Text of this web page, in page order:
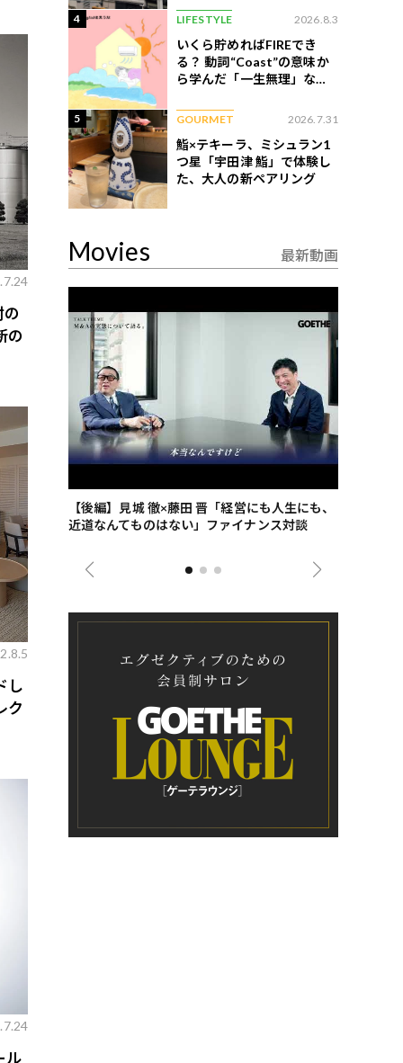
の
し
ク
ル
4 LIFESTYLE 2026.8.3
いくら貯めればFIREでき
る？ 動詞“Coast”の意味か
ら学んだ「一生無理」な切
5 GOURMET 2026.7.31
鮨×テキーラ、ミシュラン1
つ星「宇田津 鮨」で体験し
た、大人の新ペアリング
Movies 最新動画
た、海最
【後編】見城 徹×藤田 晋「経営にも人生にも、
近道なんてものはない」ファイナンス対談